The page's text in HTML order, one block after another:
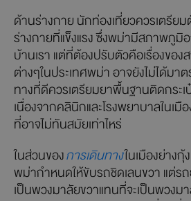
ด้านร่างกาย นักท่องเที่ยวควรเตรีย
ร่างกายที่แข็งแรง ซึ่งพม่ามีสภาพภู
บ้านเรา แต่ที่ต้องปรับตัวคือเรื่องขอ
ต่างๆในประเทศพม่า อาจยังไม่ได้มา
ทางที่ดีควรเตรียมยาพื้นฐานติดกระเ
เนื่องจากคลินิกและโรงพยาบาลในเมื
ที่อาจไม่ทันสมัยเท่าไหร่
ในส่วนของการเดินทางในเมืองย่างกุ้
พม่ากำหนดให้ขับรถชิดเลนขวา แต่
เป็นพวงมาลัยขวาแทนที่จะเป็นพวงม